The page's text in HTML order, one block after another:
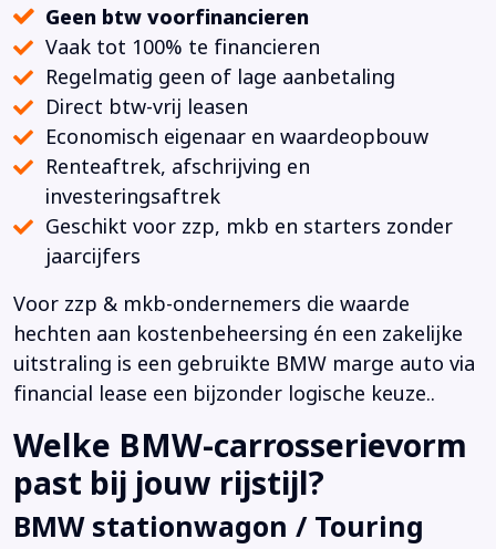
Geen btw voorfinancieren
Vaak tot 100% te financieren
Regelmatig geen of lage aanbetaling
Direct btw-vrij leasen
Economisch eigenaar en waardeopbouw
Renteaftrek, afschrijving en
investeringsaftrek
Geschikt voor zzp, mkb en starters zonder
jaarcijfers
Voor zzp & mkb-ondernemers die waarde
hechten aan kostenbeheersing én een zakelijke
uitstraling is een gebruikte BMW marge auto via
financial lease een bijzonder logische keuze..
Welke BMW-carrosserievorm
past bij jouw rijstijl?
BMW stationwagon / Touring